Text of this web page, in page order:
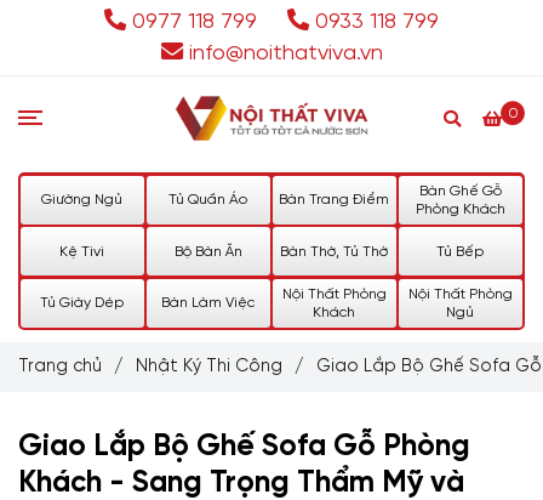
0977 118 799
0933 118 799
info@noithatviva.vn
0
Giường Ngủ Tủ Quần Áo Bàn Trang Điểm
Bàn Ghế Gỗ
Phòng Khách
Kệ Tivi Bộ Bàn Ăn Bàn Thờ, Tủ Thờ Tủ Bếp
Tủ Giày Dép Bàn Làm Việc
Nội Thất Phòng
Khách
Nội Thất Phòng
Ngủ
Trang chủ / Nhật Ký Thi Công / Giao Lắp Bộ Ghế Sofa
Giao Lắp Bộ Ghế Sofa Gỗ Phòng
Khách - Sang Trọng Thẩm Mỹ và